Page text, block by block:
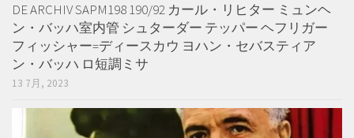
DE ARCHIV SAPM198 190/92 カール・リヒター ミュンヘ
ン・バッハ室内管 シュターダー テッパー ヘフリガー
フィッシャー=ディースカウ ヨハン・セバスティア
ン・バッハ ロ短調ミサ
13 7月, 2023